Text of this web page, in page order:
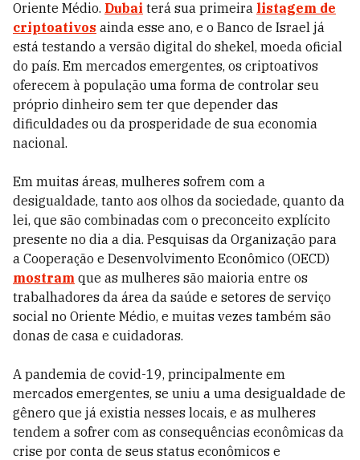
Oriente Médio. Dubai terá sua primeira listagem de
criptoativos ainda esse ano, e o Banco de Israel já
está testando a versão digital do shekel, moeda oficial
do país. Em mercados emergentes, os criptoativos
oferecem à população uma forma de controlar seu
próprio dinheiro sem ter que depender das
dificuldades ou da prosperidade de sua economia
nacional.
Em muitas áreas, mulheres sofrem com a
desigualdade, tanto aos olhos da sociedade, quanto da
lei, que são combinadas com o preconceito explícito
presente no dia a dia. Pesquisas da Organização para
a Cooperação e Desenvolvimento Econômico (OECD)
mostram que as mulheres são maioria entre os
trabalhadores da área da saúde e setores de serviço
social no Oriente Médio, e muitas vezes também são
donas de casa e cuidadoras.
A pandemia de covid-19, principalmente em
mercados emergentes, se uniu a uma desigualdade de
gênero que já existia nesses locais, e as mulheres
tendem a sofrer com as consequências econômicas da
crise por conta de seus status econômicos e